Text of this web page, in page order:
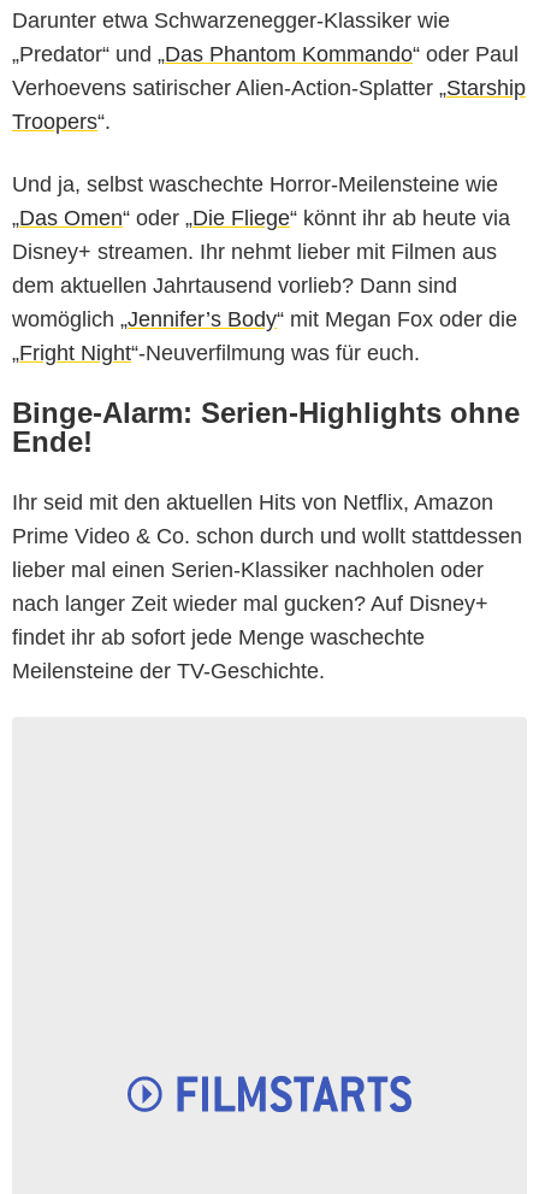
Darunter etwa Schwarzenegger-Klassiker wie
„Predator“ und „Das Phantom Kommando“ oder Paul
Verhoevens satirischer Alien-Action-Splatter „Starship
Troopers“.
Und ja, selbst waschechte Horror-Meilensteine wie
„Das Omen“ oder „Die Fliege“ könnt ihr ab heute via
Disney+ streamen. Ihr nehmt lieber mit Filmen aus
dem aktuellen Jahrtausend vorlieb? Dann sind
womöglich „Jennifer’s Body“ mit Megan Fox oder die
„Fright Night“-Neuverfilmung was für euch.
Binge-Alarm: Serien-Highlights ohne
Ende!
Ihr seid mit den aktuellen Hits von Netflix, Amazon
Prime Video & Co. schon durch und wollt stattdessen
lieber mal einen Serien-Klassiker nachholen oder
nach langer Zeit wieder mal gucken? Auf Disney+
findet ihr ab sofort jede Menge waschechte
Meilensteine der TV-Geschichte.